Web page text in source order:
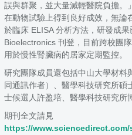
誤與群聚，並大量減輕醫院負擔。
在動物試驗上得到良好成效，無論
於臨床 ELISA 分析方法，研發成
Bioelectronics 刊登，目前跨校團
用於慢性腎臟病的居家定期監控。
研究團隊成員還包括中山大學材料
同通訊作者）、醫學科技研究所
士候選人許盈培、醫學科技研究所
期刊全文請見
https://www.sciencedirect.com/